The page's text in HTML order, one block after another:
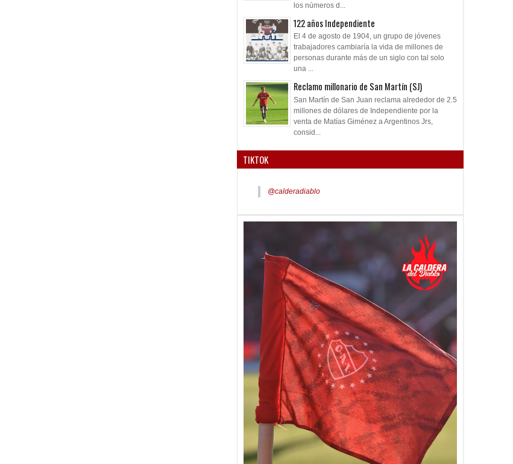
los números d...
122 años Independiente
El 4 de agosto de 1904, un grupo de jóvenes
trabajadores cambiaría la vida de millones de
personas durante más de un siglo con tal solo
una ...
Reclamo millonario de San Martín (SJ)
San Martín de San Juan reclama alrededor de 2.5
millones de dólares de Independiente por la
venta de Matías Giménez a Argentinos Jrs,
consid...
TIKTOK
@calderadiablo